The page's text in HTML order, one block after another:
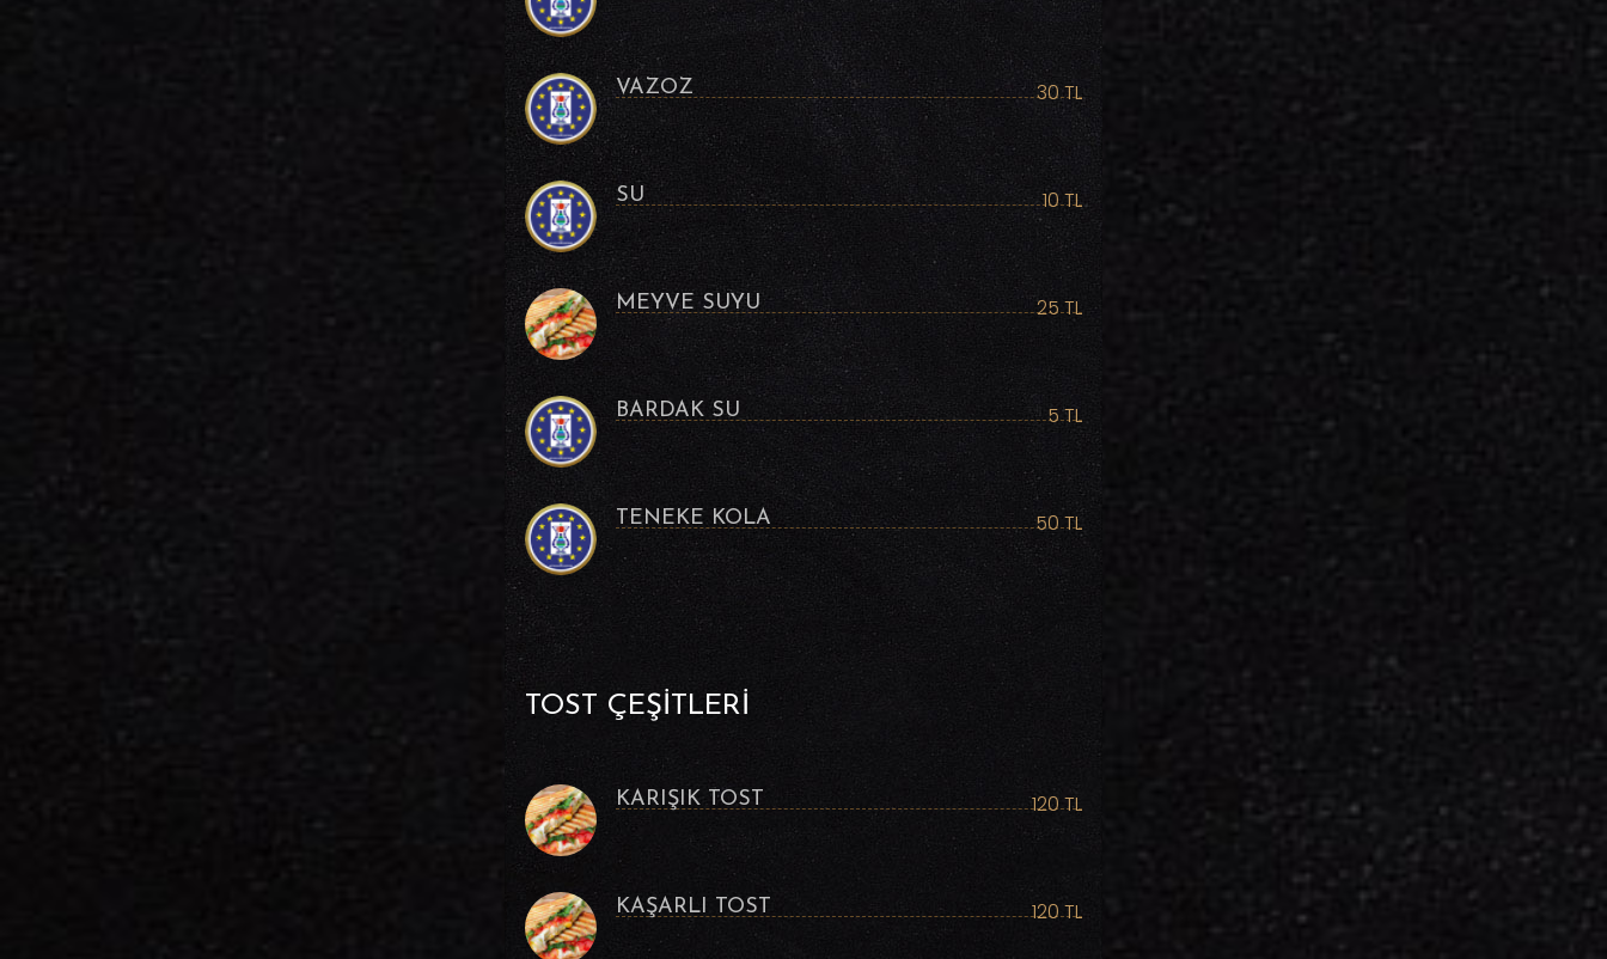
VAZOZ 30 TL
SU 10 TL
MEYVE SUYU 25 TL
BARDAK SU 5 TL
TENEKE KOLA 50 TL
TOST ÇEŞİTLERİ
KARIŞIK TOST 120 TL
KAŞARLI TOST 120 TL